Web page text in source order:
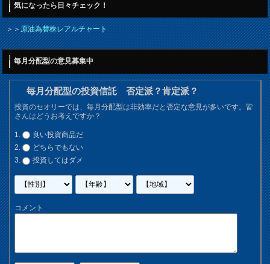
気になったら日々チェック！
＞＞原油為替株レアルチャート
毎月分配型の意見募集中
毎月分配型の投資信託 否定派？肯定派？
投資のセオリーでは、毎月分配型は非効率だと否定な意見が多いです。皆
さんはどうお考えですか？
良い投資商品だ
どちらでもない
投資してはダメ
コメント